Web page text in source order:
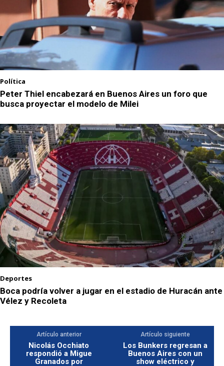
Política
Peter Thiel encabezará en Buenos Aires un foro que
busca proyectar el modelo de Milei
Deportes
Boca podría volver a jugar en el estadio de Huracán ante
Vélez y Recoleta
Artículo anterior
Nicolás Occhiato
respondió a Migue
Granados por
Artículo siguiente
Los Bunkers regresan a
Buenos Aires con un
show eléctrico y